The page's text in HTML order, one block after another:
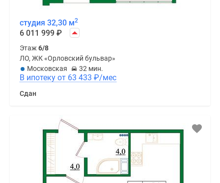
студия 32,30 м2
6 011 999 ₽
Этаж 6/8
ЛО, ЖК «Орловский бульвар»
Московская
32 мин.
В ипотеку от 63 433 ₽/мес
Сдан